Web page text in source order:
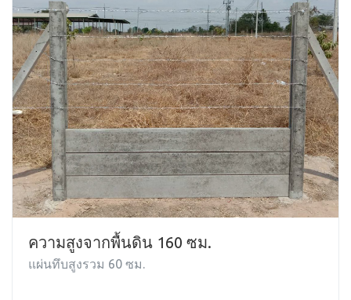
ความสูงจากพื้นดิน 160 ซม.
แผ่นทึบสูงรวม 60 ซม.